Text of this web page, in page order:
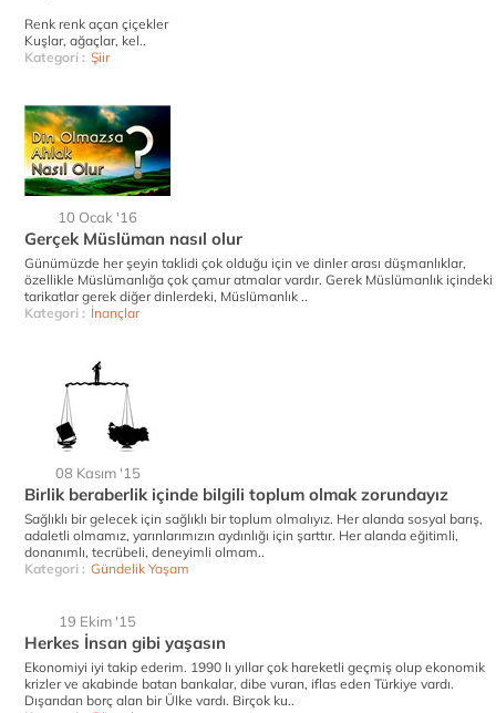
Renk renk açan çiçekler
Kuşlar, ağaçlar, kel..
Kategori : Şiir
10 Ocak '16
Gerçek Müslüman nasıl olur
Günümüzde her şeyin taklidi çok olduğu için ve dinler arası düşmanlıklar,
özellikle Müslümanlığa çok çamur atmalar vardır. Gerek Müslümanlık içindeki
tarikatlar gerek diğer dinlerdeki, Müslümanlık ..
Kategori : İnançlar
08 Kasım '15
Birlik beraberlik içinde bilgili toplum olmak zorundayız
Sağlıklı bir gelecek için sağlıklı bir toplum olmalıyız. Her alanda sosyal barış,
adaletli olmamız, yarınlarımızın aydınlığı için şarttır. Her alanda eğitimli,
donanımlı, tecrübeli, deneyimli olmam..
Kategori : Gündelik Yaşam
19 Ekim '15
Herkes İnsan gibi yaşasın
Ekonomiyi iyi takip ederim. 1990 lı yıllar çok hareketli geçmiş olup ekonomik
krizler ve akabinde batan bankalar, dibe vuran, iflas eden Türkiye vardı.
Dışarıdan borç alan bir Ülke vardı. Birçok ku..